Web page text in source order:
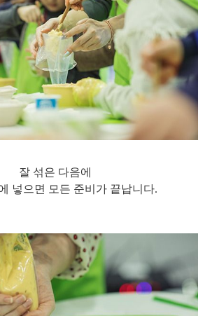
잘 섞은 다음에
넣으면 모든 준비가 끝납니다.